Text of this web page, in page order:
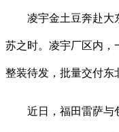
凌宇金土豆奔赴大东
苏之时。凌宇厂区内，
整装待发，批量交付东
近日，福田雷萨与